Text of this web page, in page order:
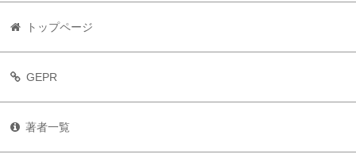
トップページ
GEPR
著者一覧